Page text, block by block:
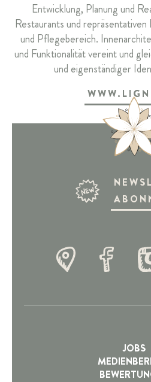
Entwicklung, Planung und
Restaurants und
und Pflegebereich.
und Funktionalität vereint und
und eigenständiger
JOBS